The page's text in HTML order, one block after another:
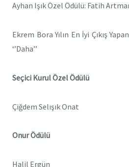
Ayhan Işık Özel Ödülü: Fatih
Ekrem Bora Yılın En İyi Çıkış
‘’Daha’’
Seçici Kurul Özel Ödülü
Çiğdem Selışık Onat
Onur Ödülü
Halil Ergün